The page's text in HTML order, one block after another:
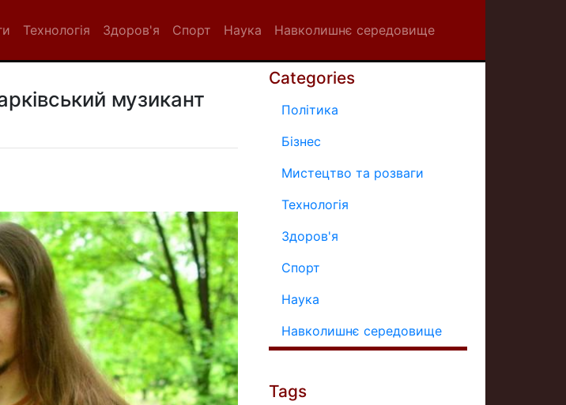
Технологія Здоров'я Спорт Наука Навколишнє середовище
музикант
Categories
Політика
Бізнес
Мистецтво та розваги
Технологія
Здоров'я
Спорт
Наука
Навколишнє середовище
Tags